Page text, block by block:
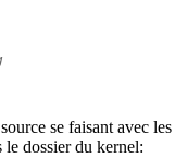
se faisant avec les
le dossier du kernel: